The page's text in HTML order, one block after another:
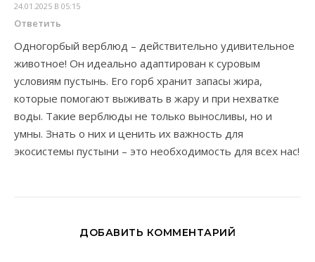
24.01.2025 В 05:15
Ответить
Одногорбый верблюд – действительно удивительное
животное! Он идеально адаптирован к суровым
условиям пустынь. Его горб хранит запасы жира,
которые помогают выживать в жару и при нехватке
воды. Такие верблюды не только выносливы, но и
умны. Знать о них и ценить их важность для
экосистемы пустыни – это необходимость для всех нас!
ДОБАВИТЬ КОММЕНТАРИЙ